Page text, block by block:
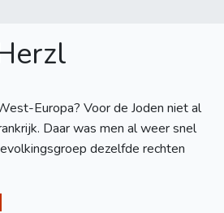
Europa? Voor de Joden niet al
Daar was men al weer snel
dezelfde rechten